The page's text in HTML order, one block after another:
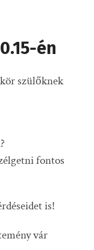
én
szülőknek
fontos
is!
vár